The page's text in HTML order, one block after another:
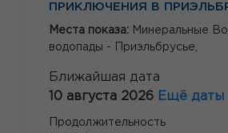
ПРИКЛЮЧЕНИЯ В
Места показа: Минеральные
водопады - Приэльбрусье,
Ближайшая дата
10 августа 2026 Ещё даты
Продолжительность